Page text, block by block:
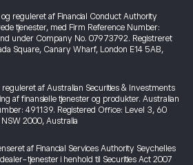
reguleret af Financial Conduct Authority
tjenester, med Firm Reference Number:
under Company No. 07973792. Registreret
Square, Canary Wharf, London E14 5AB,
reguleret af Australian Securities & Investments
af finansielle tjenester og produkter. Australian
491139. Registered Office: Level 3, 60
2000, Australia
af Financial Services Authority Seychelles
tjenester i henhold til Securities Act 2007